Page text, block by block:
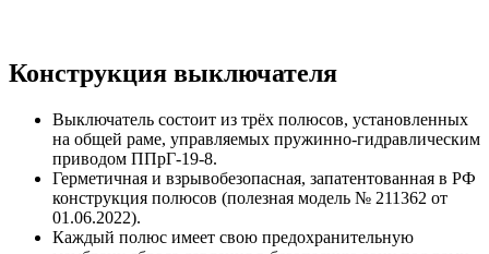
Конструкция выключателя
Выключатель состоит из трёх полюсов, установленных
на общей раме, управляемых пружинно-гидравлическим
приводом ППрГ-19-8.
Герметичная и взрывобезопасная, запатентованная в РФ
конструкция полюсов (полезная модель № 211362 от
01.06.2022).
Каждый полюс имеет свою предохранительную